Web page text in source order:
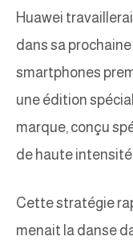
Huawei
dans sa
smartphones
une édition
marque, conçu
de haute
Cette stratégie
menait la danse